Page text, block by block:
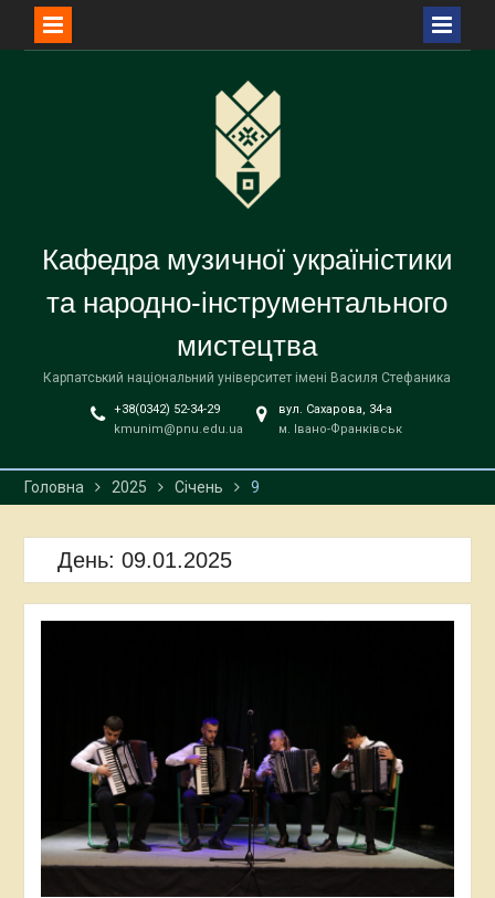
Кафедра музичної україністики
та народно-інструментального
мистецтва
Карпатський національний університет імені Василя Стефаника
+38(0342) 52-34-29
kmunim@pnu.edu.ua
вул. Сахарова, 34-а
м. Івано-Франківськ
Головна 2025 Січень 9
День: 09.01.2025